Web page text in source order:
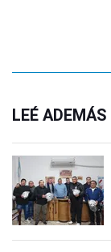
LEÉ ADEMÁS